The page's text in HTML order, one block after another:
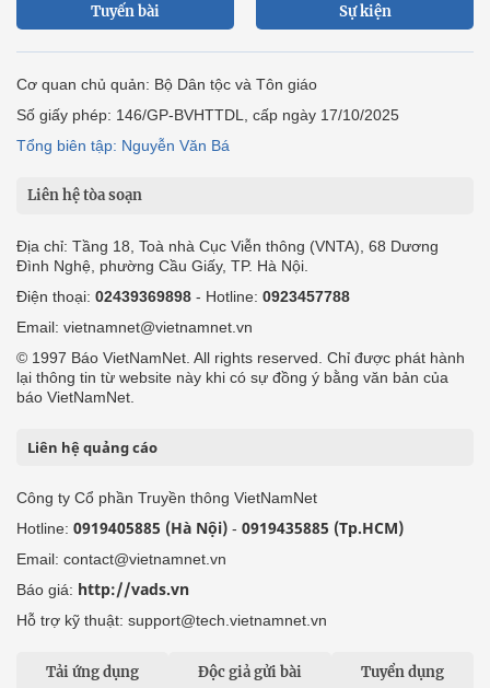
Tuyến bài Sự kiện
Cơ quan chủ quản: Bộ Dân tộc và Tôn giáo
Số giấy phép: 146/GP-BVHTTDL, cấp ngày 17/10/2025
Tổng biên tập: Nguyễn Văn Bá
Liên hệ tòa soạn
Địa chỉ: Tầng 18, Toà nhà Cục Viễn thông (VNTA), 68 Dương
Đình Nghệ, phường Cầu Giấy, TP. Hà Nội.
Điện thoại: 02439369898 - Hotline: 0923457788
Email: vietnamnet@vietnamnet.vn
© 1997 Báo VietNamNet. All rights reserved. Chỉ được phát hành
lại thông tin từ website này khi có sự đồng ý bằng văn bản của
báo VietNamNet.
Liên hệ quảng cáo
Công ty Cổ phần Truyền thông VietNamNet
Hotline: 0919405885 (Hà Nội) - 0919435885 (Tp.HCM)
Email: contact@vietnamnet.vn
Báo giá: http://vads.vn
Hỗ trợ kỹ thuật: support@tech.vietnamnet.vn
Tải ứng dụng Độc giả gửi bài Tuyển dụng